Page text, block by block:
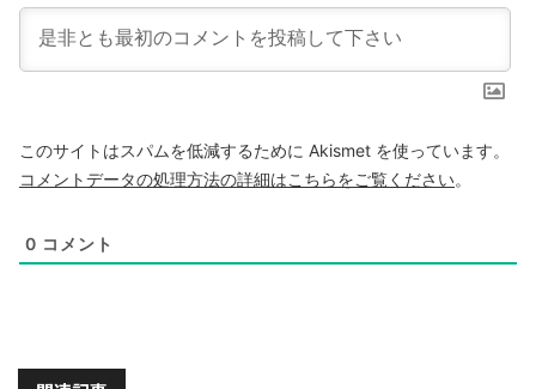
このサイトはスパムを低減するために Akismet を使っています。
コメントデータの処理方法の詳細はこちらをご覧ください。
0 コメント